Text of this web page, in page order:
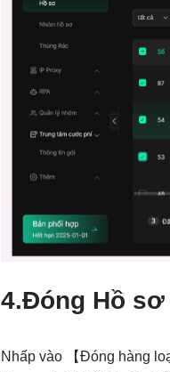
4.Đóng Hồ
Nhấp vào 【Đóng hàng